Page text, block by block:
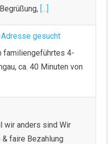
[...]
gesucht
familiengeführtes 4-
ca. 40 Minuten von
wir anders sind Wir
faire Bezahlung